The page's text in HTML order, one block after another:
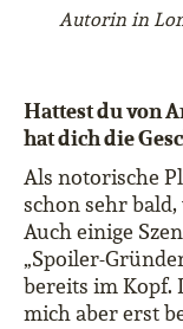
Autorin in
Hattest du von
hat dich die
Als notorische
schon sehr
Auch einige
„Spoiler-
bereits im Kopf.
mich aber erst